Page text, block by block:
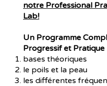
notre Professional
Lab!
Un Programme
Progressif et Pratique
bases théoriques
le poils et la peau
les différentes